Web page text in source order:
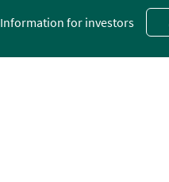
Information for investors